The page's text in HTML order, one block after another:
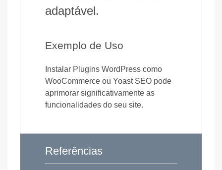
adaptável.
Exemplo de Uso
Instalar Plugins WordPress como
WooCommerce ou Yoast SEO pode
aprimorar significativamente as
funcionalidades do seu site.
Referências